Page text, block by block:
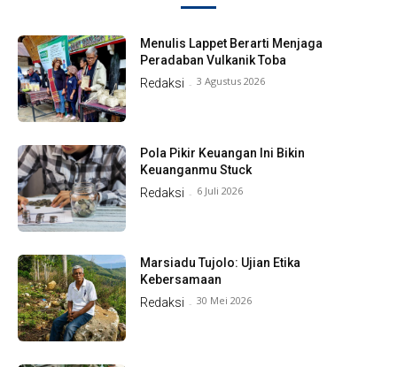
Menulis Lappet Berarti Menjaga
Peradaban Vulkanik Toba
Redaksi - 3 Agustus 2026
Pola Pikir Keuangan Ini Bikin
Keuanganmu Stuck
Redaksi - 6 Juli 2026
Marsiadu Tujolo: Ujian Etika
Kebersamaan
Redaksi - 30 Mei 2026